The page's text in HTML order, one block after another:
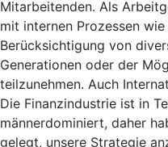
Mitarbeitenden. Als
mit internen Prozessen
Berücksichtigung von
Generationen oder der
teilzunehmen. Auch
Die Finanzindustrie ist in
männerdominiert, daher
gelegt, unsere Strategie